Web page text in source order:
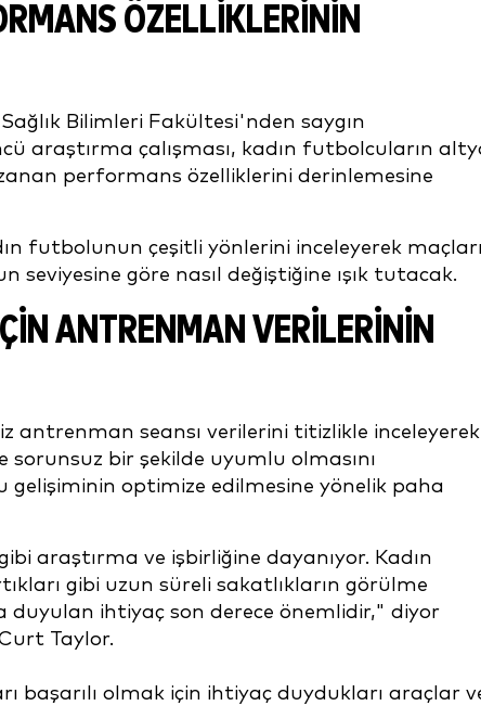
ÖZELLIKLERININ
Bilimleri Fakültesi'nden saygın
araştırma çalışması, kadın futbolcuların
performans özelliklerini derinlemesine
futbolunun çeşitli yönlerini inceleyerek
göre nasıl değiştiğine ışık tutacak.
ANTRENMAN VERILERININ
antrenman seansı verilerini titizlikle inceleyerek
sorunsuz bir şekilde uyumlu olmasını
gelişiminin optimize edilmesine yönelik paha
araştırma ve işbirliğine dayanıyor. Kadın
gibi uzun süreli sakatlıkların görülme
duyulan ihtiyaç son derece önemlidir," diyor
Taylor.
başarılı olmak için ihtiyaç duydukları araçlar